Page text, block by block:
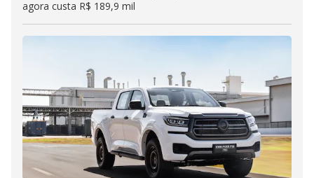
agora custa R$ 189,9 mil